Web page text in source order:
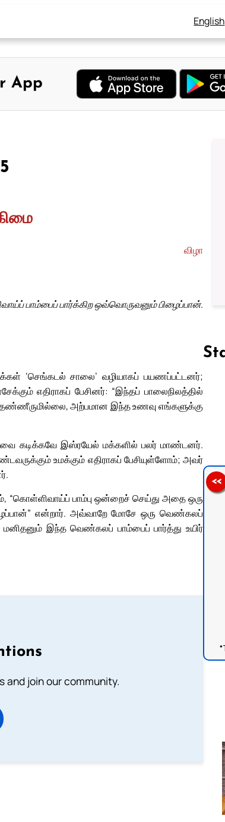
English
App
விழா
பாம்பைப் பார்க்கிற ஒவ்வொருவனும் பிழைப்பான்.
‘செங்கடல் சாலை’ வழியாகப் பயணப்பட்டனர்;
எதிராகப் பேசினர்: “இந்தப் பாலைநிலத்தில்
தண்ணீருமில்லை, அற்பமான இந்த உணவு எங்களுக்கு
கடிக்கவே இஸ்ரயேல் மக்களில் பலர் மாண்டனர்.
உமக்கும் எதிராகப் பேசியுள்ளோம்; அவர்
பாம்பு ஒன்றைச் செய்து அதை ஒரு
என்றார். அவ்வாறே மோசே ஒரு வெண்கலப்
இந்த வெண்கலப் பாம்பைப் பார்த்து உயிர்
and join our community.
Follow us on Facebook
<<